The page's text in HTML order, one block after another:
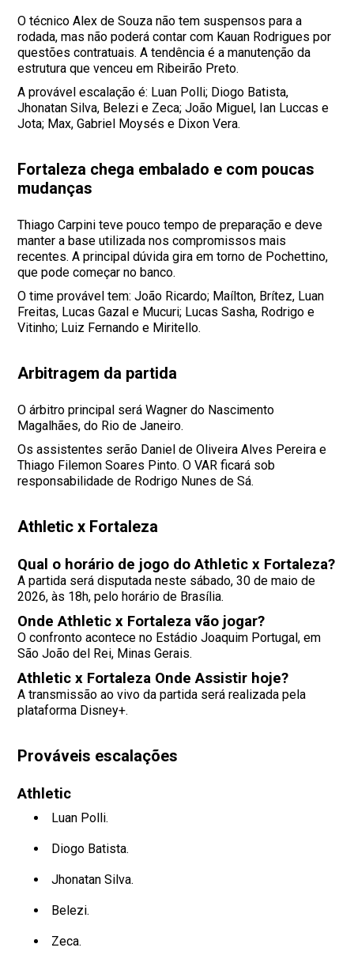
O técnico Alex de Souza não tem suspensos para a
rodada, mas não poderá contar com Kauan Rodrigues por
questões contratuais. A tendência é a manutenção da
estrutura que venceu em Ribeirão Preto.
A provável escalação é: Luan Polli; Diogo Batista,
Jhonatan Silva, Belezi e Zeca; João Miguel, Ian Luccas e
Jota; Max, Gabriel Moysés e Dixon Vera.
Fortaleza chega embalado e com poucas
mudanças
Thiago Carpini teve pouco tempo de preparação e deve
manter a base utilizada nos compromissos mais
recentes. A principal dúvida gira em torno de Pochettino,
que pode começar no banco.
O time provável tem: João Ricardo; Maílton, Brítez, Luan
Freitas, Lucas Gazal e Mucuri; Lucas Sasha, Rodrigo e
Vitinho; Luiz Fernando e Miritello.
Arbitragem da partida
O árbitro principal será Wagner do Nascimento
Magalhães, do Rio de Janeiro.
Os assistentes serão Daniel de Oliveira Alves Pereira e
Thiago Filemon Soares Pinto. O VAR ficará sob
responsabilidade de Rodrigo Nunes de Sá.
Athletic x Fortaleza
Qual o horário de jogo do Athletic x Fortaleza?
A partida será disputada neste sábado, 30 de maio de
2026, às 18h, pelo horário de Brasília.
Onde Athletic x Fortaleza vão jogar?
O confronto acontece no Estádio Joaquim Portugal, em
São João del Rei, Minas Gerais.
Athletic x Fortaleza Onde Assistir hoje?
A transmissão ao vivo da partida será realizada pela
plataforma Disney+.
Prováveis escalações
Athletic
Luan Polli.
Diogo Batista.
Jhonatan Silva.
Belezi.
Zeca.